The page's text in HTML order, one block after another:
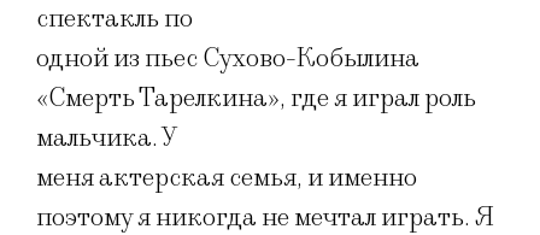
спектакль по
одной из пьес Сухово-Кобылина
«Смерть Тарелкина», где я играл роль
мальчика. У
меня актерская семья, и именно
поэтому я никогда не мечтал играть. Я